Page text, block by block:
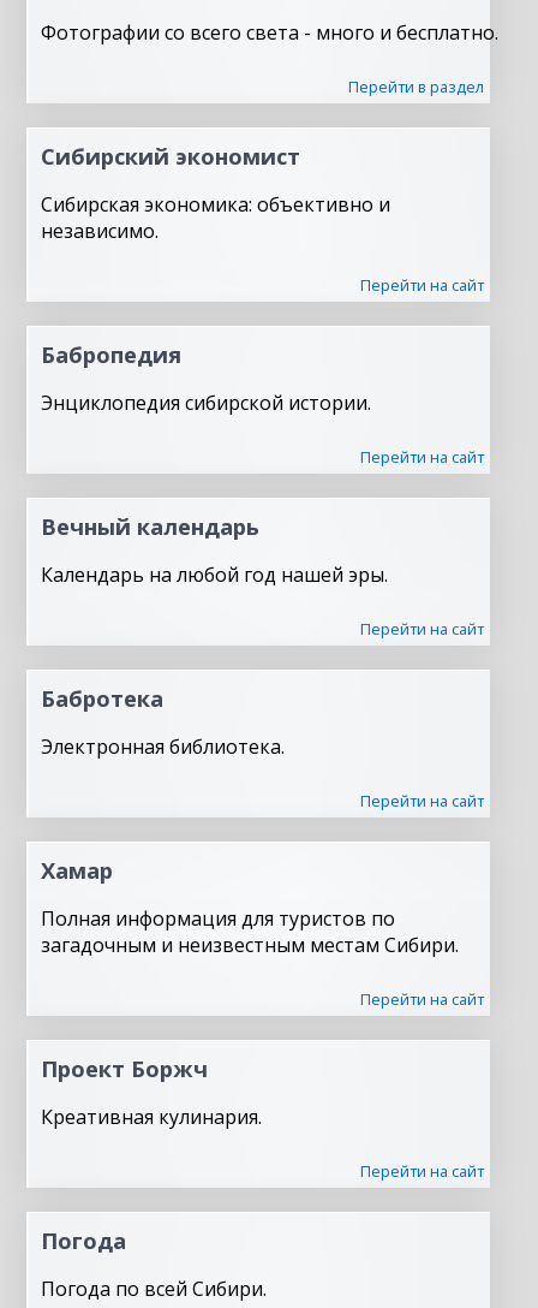
Фотографии со всего света - много и бесплатно.
Перейти в раздел
Сибирский экономист
Сибирская экономика: объективно и
независимо.
Перейти на сайт
Бабропедия
Энциклопедия сибирской истории.
Перейти на сайт
Вечный календарь
Календарь на любой год нашей эры.
Перейти на сайт
Бабротека
Электронная библиотека.
Перейти на сайт
Хамар
Полная информация для туристов по
загадочным и неизвестным местам Сибири.
Перейти на сайт
Проект Боржч
Креативная кулинария.
Перейти на сайт
Погода
Погода по всей Сибири.